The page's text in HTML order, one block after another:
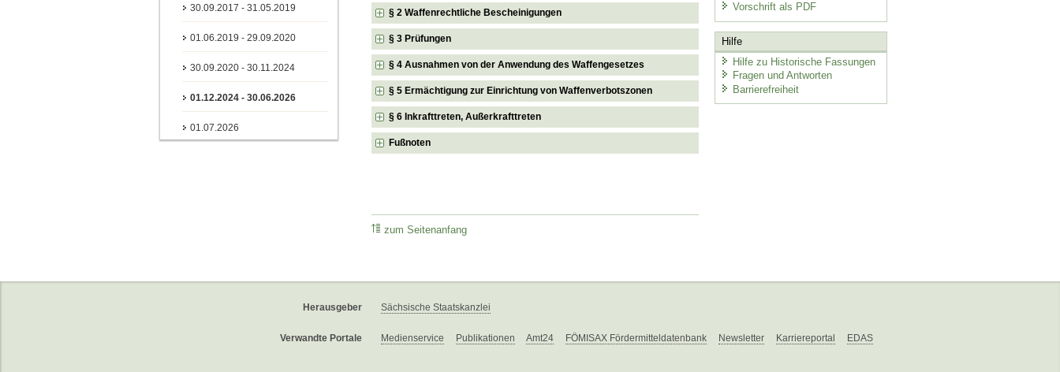
30.09.2017 - 31.05.2019
01.06.2019 - 29.09.2020
30.09.2020 - 30.11.2024
01.12.2024 - 30.06.2026
01.07.2026
§ 2 Waffenrechtliche Bescheinigungen
§ 3 Prüfungen
§ 4 Ausnahmen von der Anwendung des Waffengesetzes
§ 5 Ermächtigung zur Einrichtung von Waffenverbotszonen
§ 6 Inkrafttreten, Außerkrafttreten
Fußnoten
zum Seitenanfang
Vorschrift als PDF
Hilfe
Hilfe zu Historische Fassungen
Fragen und Antworten
Barrierefreiheit
Herausgeber Sächsische Staatskanzlei
Verwandte Portale Medienservice Publikationen Amt24 FÖMISAX Fördermitteldatenbank Newsletter Karriereportal EDAS